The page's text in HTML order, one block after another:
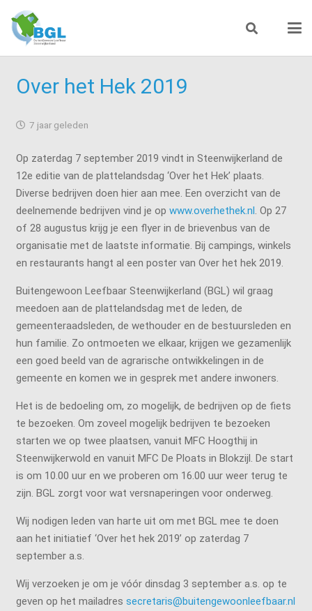
Over het Hek 2019
7 jaar geleden
Op zaterdag 7 september 2019 vindt in Steenwijkerland de
12e editie van de plattelandsdag ‘Over het Hek’ plaats.
Diverse bedrijven doen hier aan mee. Een overzicht van de
deelnemende bedrijven vind je op www.overhethek.nl . Op 27
of 28 augustus krijg je een flyer in de brievenbus van de
organisatie met de laatste informatie. Bij campings, winkels
en restaurants hangt al een poster van Over het hek 2019.
Buitengewoon Leefbaar Steenwijkerland (BGL) wil graag
meedoen aan de plattelandsdag met de leden, de
gemeenteraadsleden, de wethouder en de bestuursleden en
hun familie. Zo ontmoeten we elkaar, krijgen we gezamenlijk
een goed beeld van de agrarische ontwikkelingen in de
gemeente en komen we in gesprek met andere inwoners.
Het is de bedoeling om, zo mogelijk, de bedrijven op de fiets
te bezoeken. Om zoveel mogelijk bedrijven te bezoeken
starten we op twee plaatsen, vanuit MFC Hoogthij in
Steenwijkerwold en vanuit MFC De Ploats in Blokzijl. De start
is om 10.00 uur en we proberen om 16.00 uur weer terug te
zijn. BGL zorgt voor wat versnaperingen voor onderweg.
Wij nodigen leden van harte uit om met BGL mee te doen
aan het initiatief ‘Over het hek 2019’ op zaterdag 7
september a.s.
Wij verzoeken je om je vóór dinsdag 3 september a.s. op te
geven op het mailadres secretaris@buitengewoonleefbaar.nl